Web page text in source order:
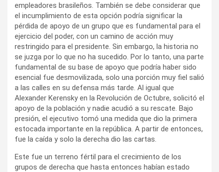
empleadores brasileños. También se debe considerar que
el incumplimiento de esta opción podría significar la
pérdida de apoyo de un grupo que es fundamental para el
ejercicio del poder, con un camino de acción muy
restringido para el presidente. Sin embargo, la historia no
se juzga por lo que no ha sucedido. Por lo tanto, una parte
fundamental de su base de apoyo que podría haber sido
esencial fue desmovilizada, solo una porción muy fiel salió
a las calles en su defensa más tarde. Al igual que
Alexander Kerensky en la Revolución de Octubre, solicitó el
apoyo de la población y nadie acudió a su rescate. Bajo
presión, el ejecutivo tomó una medida que dio la primera
estocada importante en la república. A partir de entonces,
fue la caída y solo la derecha dio las cartas.
Este fue un terreno fértil para el crecimiento de los
grupos de derecha que hasta entonces habían estado